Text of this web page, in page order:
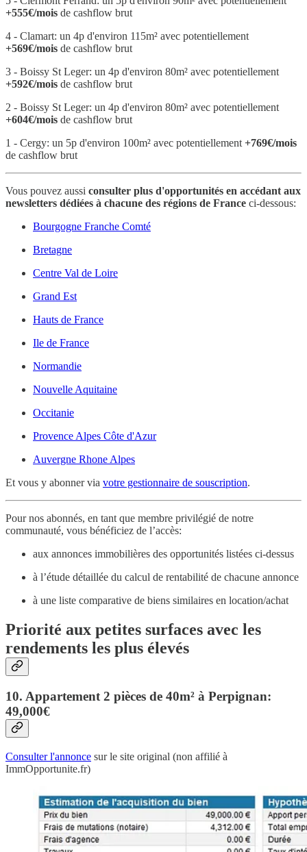
+555€/mois de cashflow brut
4 - Clamart: un 4p d'environ 115m² avec potentiellement
+569€/mois de cashflow brut
3 - Boissy St Leger: un 4p d'environ 80m² avec potentiellement
+592€/mois de cashflow brut
2 - Boissy St Leger: un 4p d'environ 80m² avec potentiellement
+604€/mois de cashflow brut
1 - Cergy: un 5p d'environ 100m² avec potentiellement +769€/mois
de cashflow brut
Vous pouvez aussi consulter plus d'opportunités en accédant aux
newsletters dédiées à chacune des régions de France ci-dessous:
Bourgogne Franche Comté
Bretagne
Centre Val de Loire
Grand Est
Hauts de France
Ile de France
Normandie
Nouvelle Aquitaine
Occitanie
Provence Alpes Côte d'Azur
Auvergne Rhone Alpes
Et vous y abonner via votre gestionnaire de souscription.
Pour nos abonnés, en tant que membre privilégié de notre
communauté, vous bénéficiez de l’accès:
aux annonces immobilières des opportunités listées ci-dessus
à l’étude détaillée du calcul de rentabilité de chacune annonce
à une liste comparative de biens similaires en location/achat
Priorité aux petites surfaces avec les
rendements les plus élevés
10. Appartement 2 pièces de 40m² à Perpignan:
49,000€
Consulter l'annonce sur le site original (non affilié à
ImmOpportunite.fr)